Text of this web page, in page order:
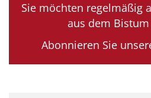
Sie möchten regelmäßig
aus dem
Abonnieren Sie